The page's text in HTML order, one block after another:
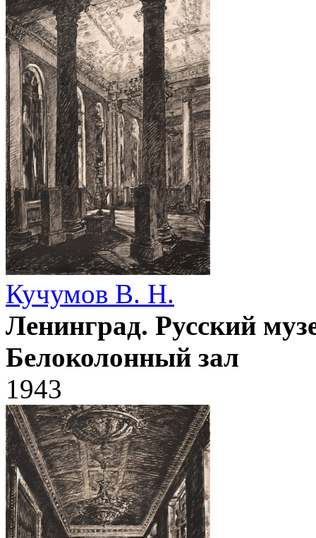
Кучумов В. Н.
Ленинград. Русский
Белоколонный зал
1943